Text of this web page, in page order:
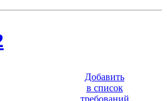
Добавить
в список
требований